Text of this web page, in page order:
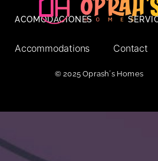
ACOMODACIONES
Accommodations Contact
© 2025 Oprash´s Homes